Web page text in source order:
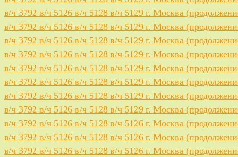
в/ч 3792 в/ч 5126 в/ч 5128 в/ч 5129 г. Москва
в/ч 3792 в/ч 5126 в/ч 5128 в/ч 5129 г. Москва
в/ч 3792 в/ч 5126 в/ч 5128 в/ч 5129 г. Москва
в/ч 3792 в/ч 5126 в/ч 5128 в/ч 5129 г. Москва
в/ч 3792 в/ч 5126 в/ч 5128 в/ч 5129 г. Москва
в/ч 3792 в/ч 5126 в/ч 5128 в/ч 5129 г. Москва
в/ч 3792 в/ч 5126 в/ч 5128 в/ч 5129 г. Москва
в/ч 3792 в/ч 5126 в/ч 5128 в/ч 5129 г. Москва
в/ч 3792 в/ч 5126 в/ч 5128 в/ч 5126 г. Москва
в/ч 3792 в/ч 5126 в/ч 5128 в/ч 5126 г. Москва
в/ч 3792 в/ч 5126 в/ч 5128 в/ч 5126 г. Москва